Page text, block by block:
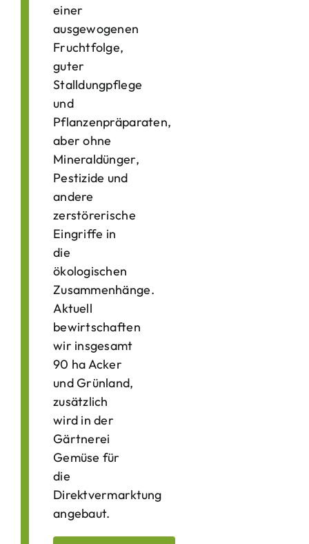
einer
ausgewogenen
Fruchtfolge,
guter
Stalldungpflege
und
Pflanzenpräparaten,
aber ohne
Mineraldünger,
Pestizide und
andere
zerstörerische
Eingriffe in
die
ökologischen
Zusammenhänge.
Aktuell
bewirtschaften
wir insgesamt
90 ha Acker
und Grünland,
zusätzlich
wird in der
Gärtnerei
Gemüse für
die
Direktvermarktung
angebaut.